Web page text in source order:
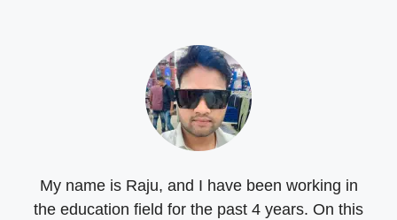
My name is Raju, and I have been working in
the education field for the past 4 years. On this